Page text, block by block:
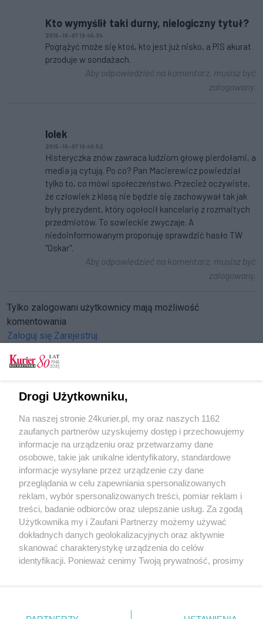
Kto wymyślił taki durny, nielogiczny tytuł?
2015-10-07 19:45:34
Pogrążyć może się ktoś, kto jest już nisko, a PiS akurat
przoduje w sondażach.
Aby odpowiedzieć na komentarz, musisz być
zalogowany.
lolek
2015-10-07 19:40:52
Histeryczka znów zawraca ludziom głowę pierdołami, a
media ją cytują. Po co? Pan Macierewicz powiedział
tylko to, co mówi społeczeństwo. Przecież oczywiste,
że człowiek z klasą nie będzie się zachowywał tak jak
były prezydent, który ogołocił kancelarię z rozmaitych
przedmiotów. To sowieckie zwyczaje. A
niedoinformowanym proponuję sprawdzić hasło TW
"Oskar".
Aby odpowiedzieć na komentarz, musisz być
zalogowany.
Tylko zalogowani użytkownicy mają możliwość
komentowania
Zaloguj się Zarejestruj
CZYTAJ TAKŻE
PiS: Kopacz kręci nowe odcinki „Alternatyw 4”
Potrzebna krew dla Alana
POGODA
18℃
Zobacz prognozę na 3 dni
Drogi Użytkowniku,
Na naszej stronie 24kurier.pl, my oraz naszych 1162
zaufanych partnerów uzyskujemy dostęp i przechowujemy
informacje na urządzeniu oraz przetwarzamy dane
osobowe, takie jak unikalne identyfikatory, standardowe
informacje wysyłane przez urządzenie czy dane
przeglądania w celu zapewniania spersonalizowanych
reklam, wybór spersonalizowanych treści, pomiar reklam i
treści, badanie odbiorców oraz ulepszanie usług. Za zgodą
Użytkownika my i Zaufani Partnerzy możemy używać
dokładnych danych geolokalizacyjnych oraz aktywnie
skanować charakterystykę urządzenia do celów
identyfikacji. Ponieważ cenimy Twoją prywatność, prosimy
prywatności znajdujący się w lewym dolnym rogu strony